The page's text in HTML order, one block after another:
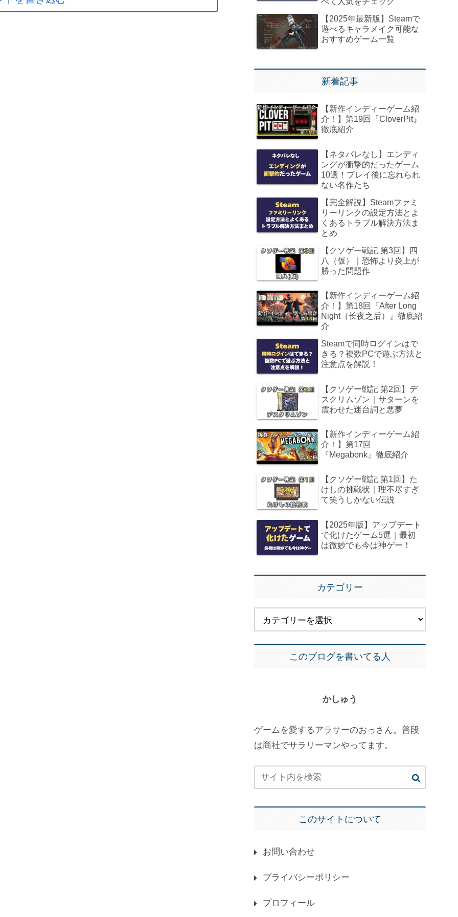
【2025年最新版】Steamで
遊べるキャラメイク可能な
おすすめゲーム一覧
新着記事
【新作インディーゲーム紹
介！】第19回『CloverPit』
徹底紹介
【ネタバレなし】エンディ
ングが衝撃的だったゲーム
10選！プレイ後に忘れられ
ない名作たち
【完全解説】Steamファミ
リーリンクの設定方法とよ
くあるトラブル解決方法ま
とめ
【クソゲー戦記 第3回】四
八（仮）｜恐怖より炎上が
勝った問題作
【新作インディーゲーム紹
介！】第18回『After Long
Night（长夜之后）』徹底紹
介
Steamで同時ログインはで
きる？複数PCで遊ぶ方法と
注意点を解説！
【クソゲー戦記 第2回】デ
スクリムゾン｜サターンを
震わせた迷台詞と悪夢
【新作インディーゲーム紹
介！】第17回
『Megabonk』徹底紹介
【クソゲー戦記 第1回】た
けしの挑戦状｜理不尽すぎ
て笑うしかない伝説
【2025年版】アップデート
で化けたゲーム5選｜最初
は微妙でも今は神ゲー！
カテゴリー
このブログを書いてる人
かしゅう
ゲームを愛するアラサーのおっさん。普段
は商社でサラリーマンやってます。
このサイトについて
お問い合わせ
プライバシーポリシー
プロフィール